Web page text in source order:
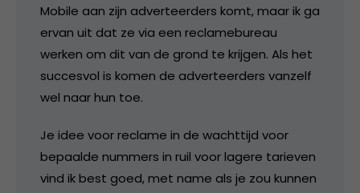
Mobile aan zijn adverteerders komt, maar ik ga
ervan uit dat ze via een reclamebureau
werken om dit van de grond te krijgen. Als het
succesvol is komen de adverteerders vanzelf
wel naar hun toe.
Je idee voor reclame in de wachttijd voor
bepaalde nummers in ruil voor lagere tarieven
vind ik best goed, met name als je zou kunnen